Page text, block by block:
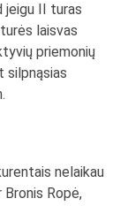
jeigu II turas
laisvas
priemonių
silpnąsias
nelaikau
Ropė,